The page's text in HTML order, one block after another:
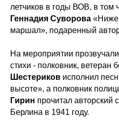
летчиков в годы ВОВ, в том
Геннадия Суворова
маршал», подаренный
На мероприятии
стихи - полковник, ветеран
Шестериков исполнил
высоте», а полковник
Гирин прочитал авторский
Берлина в 1941 году.